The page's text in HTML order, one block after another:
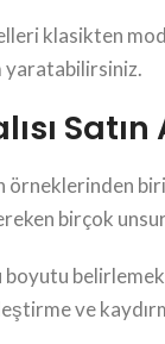
klasikten
yaratabilirsiniz.
örneklerinden
birçok
ve